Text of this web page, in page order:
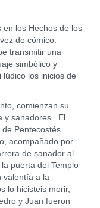
los Hechos de los
de cómico.
transmitir una
simbólico y
lúdico los inicios de
comienzan su
y sanadores. El
Pentecostés
acompañado por
de sanador al
puerta del Templo
valentía a la
lo hicisteis morir,
y Juan fueron